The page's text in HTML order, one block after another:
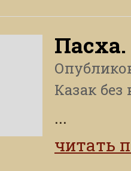
Казак без
...
читать